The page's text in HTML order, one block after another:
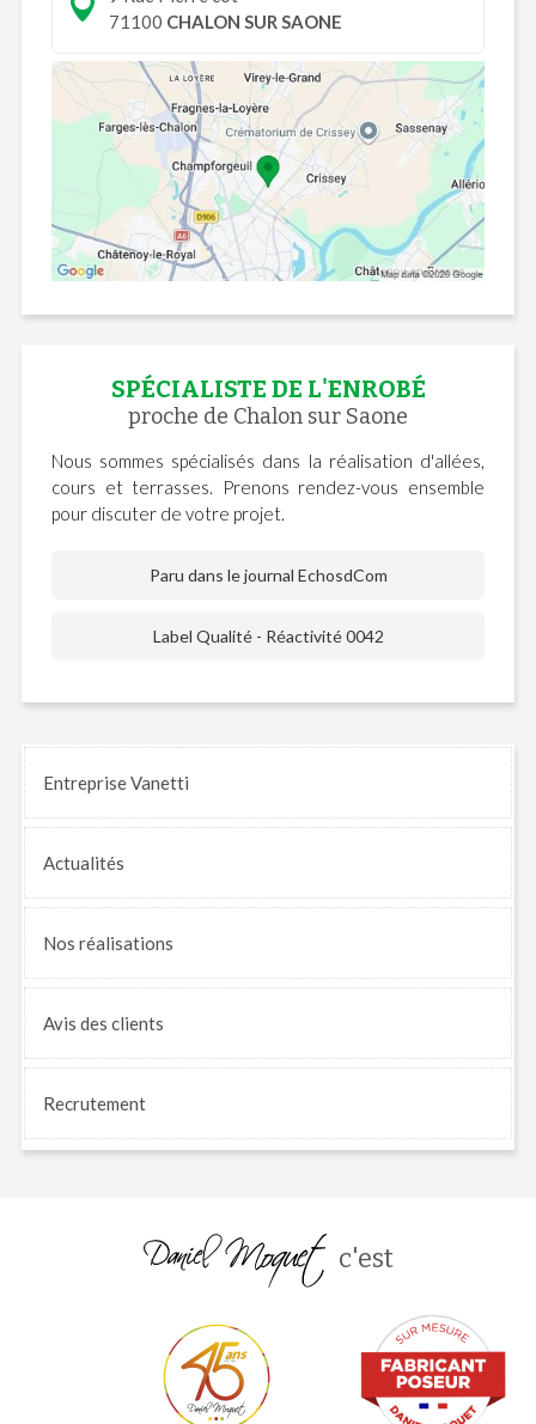
71100 CHALON SUR SAONE
SPÉCIALISTE DE L'ENROBÉ
proche de Chalon sur Saone
Nous sommes spécialisés dans la réalisation d'allées,
cours et terrasses. Prenons rendez-vous ensemble
pour discuter de votre projet.
Paru dans le journal EchosdCom
Label Qualité - Réactivité 0042
Entreprise Vanetti
Actualités
Nos réalisations
Avis des clients
Recrutement
c'est